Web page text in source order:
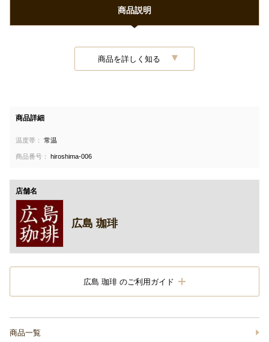
商品説明
商品を詳しく知る
商品詳細
温度帯： 常温
商品番号： hiroshima-006
店舗名
広島 珈琲
広島 珈琲 のご利用ガイド
商品一覧